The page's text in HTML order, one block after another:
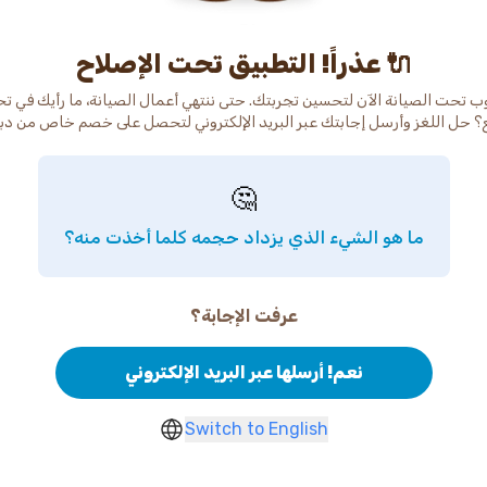
عذراً! التطبيق تحت الإصلاح 🔌
تحت الصيانة الآن لتحسين تجربتك. حتى ننتهي أعمال الصيانة، ما رأيك في
🤔
ما هو الشيء الذي يزداد حجمه كلما أخذت منه؟
عرفت الإجابة؟
نعم! أرسلها عبر البريد الإلكتروني
Switch to English